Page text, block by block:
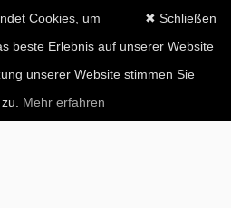
✖ Schließen
Cookies, um
beste Erlebnis auf unserer Website
unserer Website stimmen Sie
Mehr erfahren